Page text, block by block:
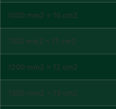
1000 mm2 = 10 cm2
1100 mm2 = 11 cm2
1200 mm2 = 12 cm2
1300 mm2 = 13 cm2